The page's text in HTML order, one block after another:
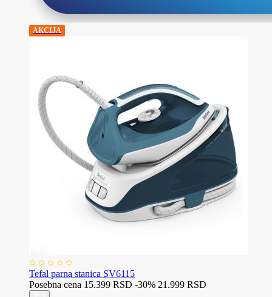
AKCIJA
Tefal parna stanica SV6115
Posebna cena 15.399 RSD -30% 21.999 RSD